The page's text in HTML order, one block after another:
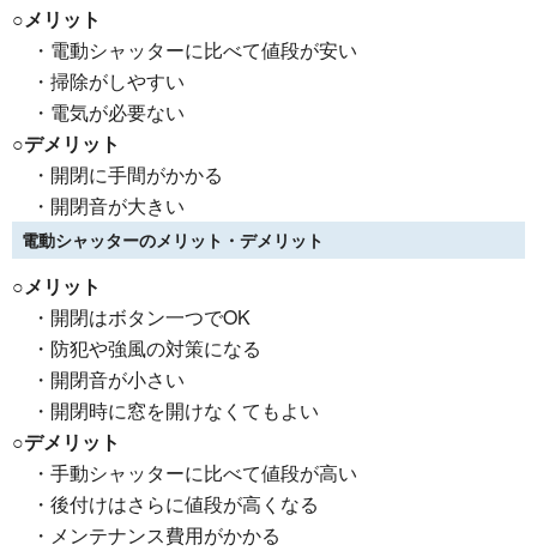
○メリット
・電動シャッターに比べて値段が安い
・掃除がしやすい
・電気が必要ない
○デメリット
・開閉に手間がかかる
・開閉音が大きい
電動シャッターのメリット・デメリット
○メリット
・開閉はボタン一つでOK
・防犯や強風の対策になる
・開閉音が小さい
・開閉時に窓を開けなくてもよい
○デメリット
・手動シャッターに比べて値段が高い
・後付けはさらに値段が高くなる
・メンテナンス費用がかかる